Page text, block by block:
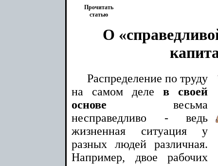
Прочитать
статью
О
Распределение по труду
на самом деле в своей
основе весьма
несправедливо - ведь
жизненная ситуация у
разных людей различная.
Например, двое рабочих